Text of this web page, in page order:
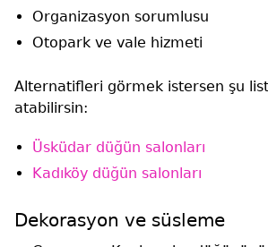
Organizasyon sorumlusu
Otopark ve vale hizmeti
Alternatifleri görmek istersen şu
atabilirsin:
Üsküdar düğün salonları
Kadıköy düğün salonları
Dekorasyon ve süsleme